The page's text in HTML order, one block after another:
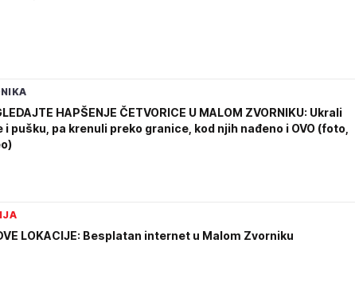
HAPŠENJE ČETVORICE U MALOM ZVORNIKU: Ukrali
i pušku, pa krenuli preko granice, kod njih nađeno i OVO (foto,
LOKACIJE: Besplatan internet u Malom Zvorniku